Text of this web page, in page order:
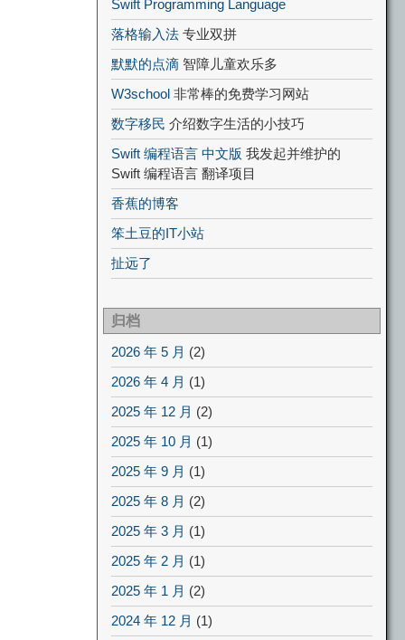
Swift Programming Language
落格输入法 专业双拼
默默的点滴 智障儿童欢乐多
W3school 非常棒的免费学习网站
数字移民 介绍数字生活的小技巧
Swift 编程语言 中文版 我发起并维护的
Swift 编程语言 翻译项目
香蕉的博客
笨土豆的IT小站
扯远了
归档
2026 年 5 月 (2)
2026 年 4 月 (1)
2025 年 12 月 (2)
2025 年 10 月 (1)
2025 年 9 月 (1)
2025 年 8 月 (2)
2025 年 3 月 (1)
2025 年 2 月 (1)
2025 年 1 月 (2)
2024 年 12 月 (1)